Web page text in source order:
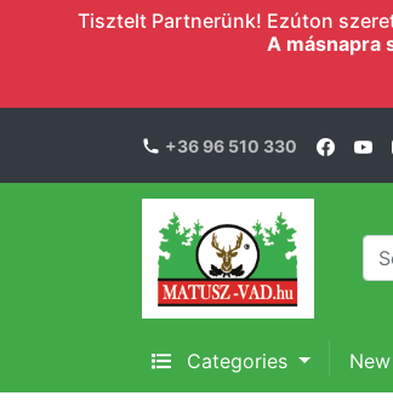
Tisztelt Partnerünk! Ezúton
A másnapra
+36 96 510 330
Categories